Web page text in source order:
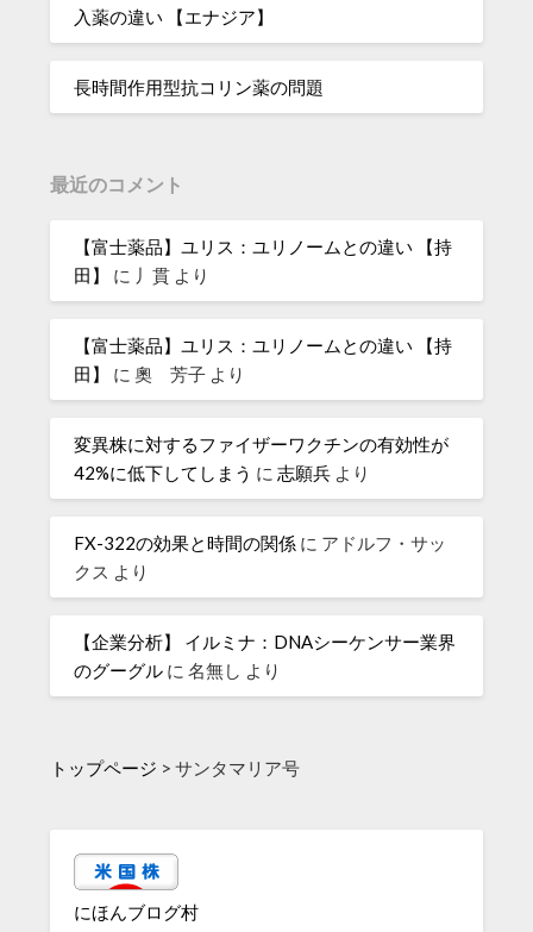
入薬の違い 【エナジア】
長時間作用型抗コリン薬の問題
最近のコメント
【富士薬品】ユリス：ユリノームとの違い 【持
田】
に 丿貫 より
【富士薬品】ユリス：ユリノームとの違い 【持
田】
に奧 芳子 より
変異株に対するファイザーワクチンの有効性が
42%に低下してしまう に志願兵 より
FX-322の効果と時間の関係 に アドルフ・サッ
クス より
【企業分析】 イルミナ：DNAシーケンサー業界
のグーグル に名無し より
トップページ >サンタマリア号
にほんブログ村